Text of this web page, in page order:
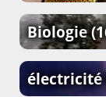
Biologie
électricité